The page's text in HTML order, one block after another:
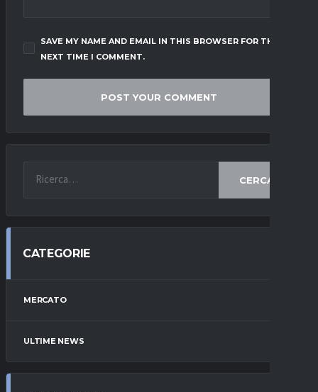
SAVE MY NAME AND EMAIL IN THIS BROWSER FOR THE
NEXT TIME I COMMENT.
CERCA
CATEGORIE
MERCATO
ULTIME NEWS